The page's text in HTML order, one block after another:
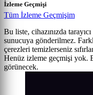
İzleme Geçmişi
Tüm İzleme Geçmişim
Bu liste, cihazınızda
sunucuya gönderilmez.
çerezleri temizlerseniz
Henüz izleme geçmişi yok.
görünecek.